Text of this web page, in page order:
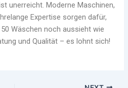
unerreicht. Moderne Maschinen,
Expertise sorgen dafür,
Wäschen noch aussieht wie
und Qualität – es lohnt sich!